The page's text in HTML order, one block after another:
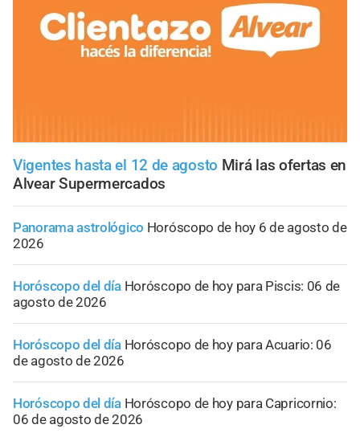
Vigentes hasta el 12 de agosto Mirá las ofertas en
Alvear Supermercados
Panorama astrológico Horóscopo de hoy 6 de agosto de
2026
Horóscopo del día Horóscopo de hoy para Piscis: 06 de
agosto de 2026
Horóscopo del día Horóscopo de hoy para Acuario: 06
de agosto de 2026
Horóscopo del día Horóscopo de hoy para Capricornio:
06 de agosto de 2026